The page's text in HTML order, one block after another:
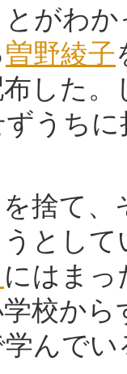
がわ
曽野綾子
した。
うち
捨て、
とし
にはまっ
校か
んでい